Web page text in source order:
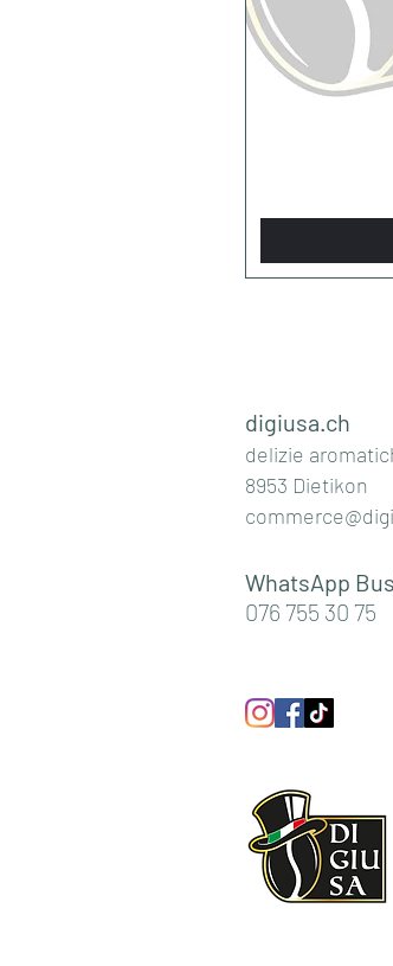
digiusa.ch
delizie
8953 Dietikon
WhatsApp
076 755 30 75